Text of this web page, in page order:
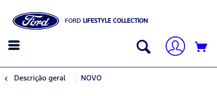
FORD LIFESTYLE COLLECTION
Descrição geral NOVO